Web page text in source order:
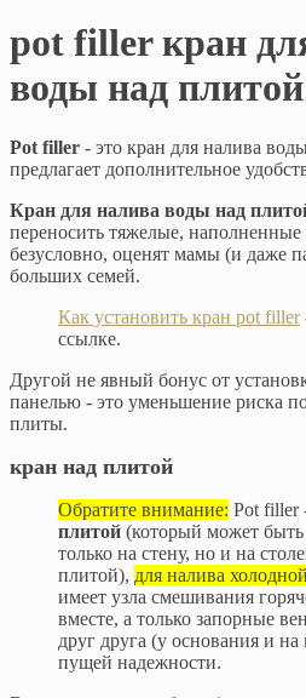
pot filler кран
воды над плитой
Pot filler - это кран для налива
предлагает дополнительное
Кран для налива воды над
переносить тяжелые,
безусловно, оценят мамы (и даже
больших семей.
Как установить кран pot filler
ссылке.
Другой не явный бонус от
панелью - это уменьшение риска
плиты.
кран над плитой
Обратите внимание: Pot filler
плитой (который может быть
только на стену, но и на
плитой), для налива
имеет узла смешивания
вместе, а только запорные
друг друга (у основания и на
пущей надежности.